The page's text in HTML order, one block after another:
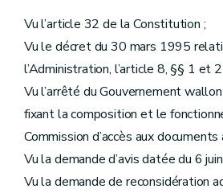
Vu l’article 32 de la Constitution ;
Vu le décret du 30 mars 1995
l’Administration, l’article 8, §§ 1 et
Vu l’arrêté du Gouvernement
fixant la composition et le
Commission d’accès aux
Vu la demande d’avis datée du 6
Vu la demande de reconsidération